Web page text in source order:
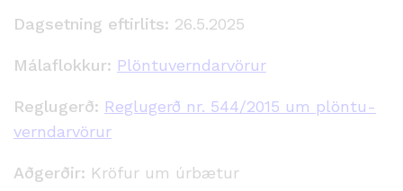
Dagsetning eftirlits: 26.5.2025
Málaflokkur: Plöntuverndarvörur
Reglugerð: Reglugerð nr. 544/2015 um plöntu­
verndar­vörur
Aðgerðir: Kröfur um úrbætur